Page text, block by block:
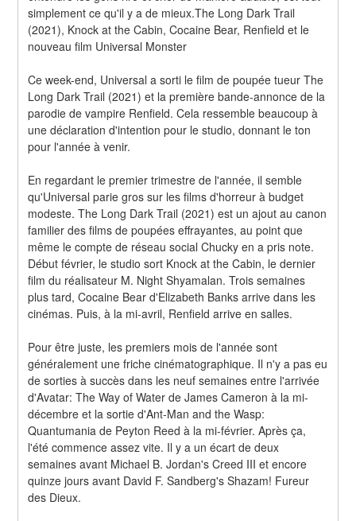
simplement ce qu'il y a de mieux.The Long Dark Trail
(2021), Knock at the Cabin, Cocaine Bear, Renfield et le
nouveau film Universal Monster
Ce week-end, Universal a sorti le film de poupée tueur The
Long Dark Trail (2021) et la première bande-annonce de la
parodie de vampire Renfield. Cela ressemble beaucoup à
une déclaration d'intention pour le studio, donnant le ton
pour l'année à venir.
En regardant le premier trimestre de l'année, il semble
qu'Universal parie gros sur les films d'horreur à budget
modeste. The Long Dark Trail (2021) est un ajout au canon
familier des films de poupées effrayantes, au point que
même le compte de réseau social Chucky en a pris note.
Début février, le studio sort Knock at the Cabin, le dernier
film du réalisateur M. Night Shyamalan. Trois semaines
plus tard, Cocaine Bear d'Elizabeth Banks arrive dans les
cinémas. Puis, à la mi-avril, Renfield arrive en salles.
Pour être juste, les premiers mois de l'année sont
généralement une friche cinématographique. Il n'y a pas eu
de sorties à succès dans les neuf semaines entre l'arrivée
d'Avatar: The Way of Water de James Cameron à la mi-
décembre et la sortie d'Ant-Man and the Wasp:
Quantumania de Peyton Reed à la mi-février. Après ça,
l'été commence assez vite. Il y a un écart de deux
semaines avant Michael B. Jordan's Creed III et encore
quinze jours avant David F. Sandberg's Shazam! Fureur
des Dieux.